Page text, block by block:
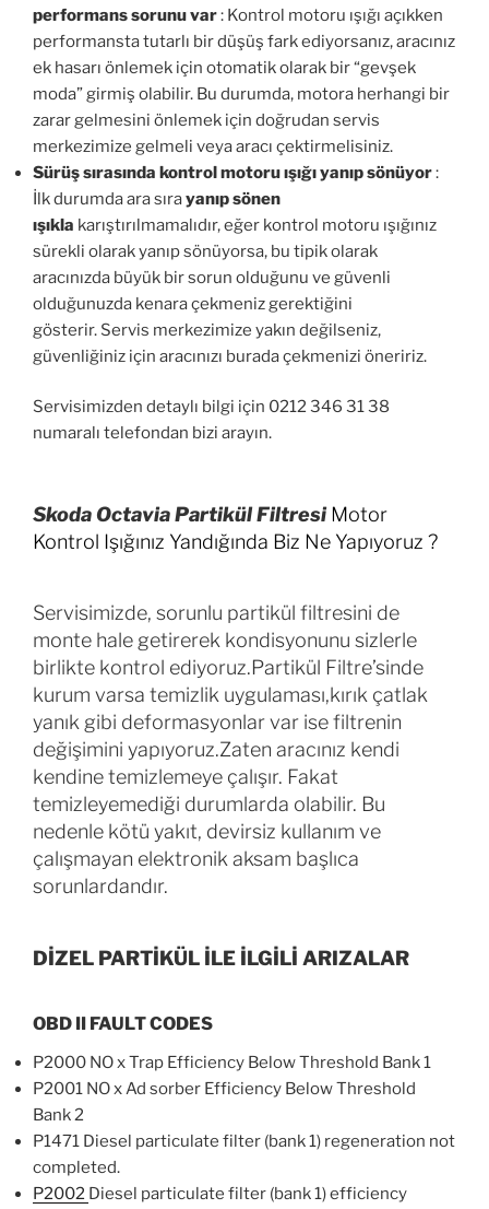
performans sorunu var: Kontrol motoru ışığı açıkken
performansta tutarlı bir düşüş fark ediyorsanız, aracınız
ek hasarı önlemek için otomatik olarak bir “gevşek
moda” girmiş olabilir. Bu durumda, motora herhangi bir
zarar gelmesini önlemek için doğrudan servis
merkezimize gelmeli veya aracı çektirmelisiniz.
Sürüş sırasında kontrol motoru ışığı yanıp sönüyor:
İlk durumda ara sırayanıp sönen
ışıkla karıştırılmamalıdır, eğer kontrol motoru ışığınız
sürekli olarak yanıp sönüyorsa, bu tipik olarak
aracınızda büyük bir sorun olduğunu ve güvenli
olduğunuzda kenara çekmeniz gerektiğini
gösterir. Servis merkezimize yakın değilseniz,
güvenliğiniz için aracınızı burada çekmenizi öneririz.
Servisimizden detaylı bilgi için 0212 346 31 38
numaralı telefondan bizi arayın.
Skoda Octavia Partikül FiltresiMotor
Kontrol Işığınız Yandığında Biz Ne Yapıyoruz ?
Servisimizde, sorunlu partikül filtresini de
monte hale getirerek kondisyonunu sizlerle
birlikte kontrol ediyoruz.Partikül Filtre’sinde
kurum varsa temizlik uygulaması,kırık çatlak
yanık gibi deformasyonlar var ise filtrenin
değişimini yapıyoruz.Zaten aracınız kendi
kendine temizlemeye çalışır. Fakat
temizleyemediği durumlarda olabilir. Bu
nedenle kötü yakıt, devirsiz kullanım ve
çalışmayan elektronik aksam başlıca
sorunlardandır.
DİZEL PARTİKÜL İLE İLGİLİ ARIZALAR
OBD II FAULT CODES
P2000 NO x Trap Efficiency Below Threshold Bank 1
P2001 NO x Ad sorber Efficiency Below Threshold
Bank 2
P1471 Diesel particulate filter (bank 1) regeneration not
completed.
P2002 Diesel particulate filter (bank 1) efficiency